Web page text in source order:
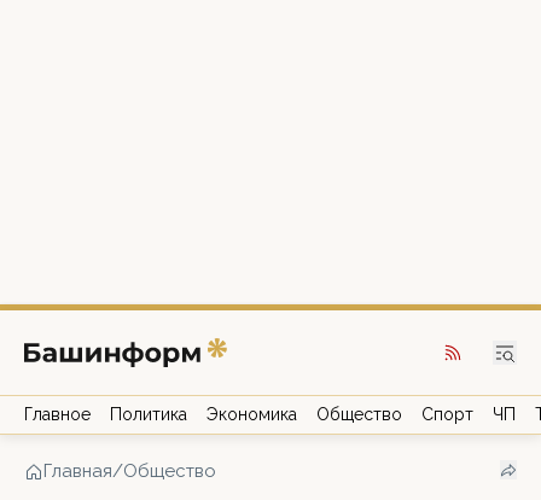
Главное Политика Экономика Общество Спорт ЧП
Главная/Общество